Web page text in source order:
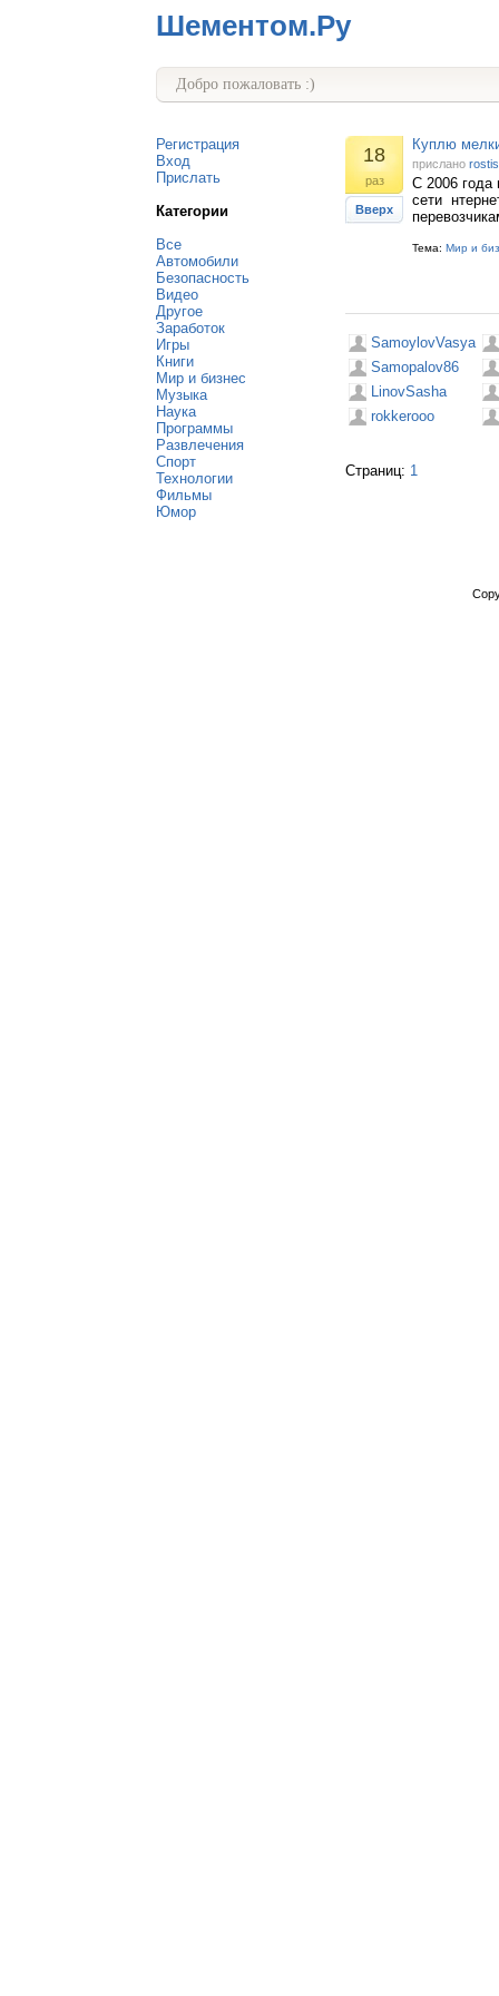
Шементом.Ру
Добро пожаловать :)
Регистрация
Вход
Прислать
Категории
Все
Автомобили
Безопасность
Видео
Другое
Заработок
Игры
Книги
Мир и бизнес
Музыка
Наука
Программы
Развлечения
Спорт
Технологии
Фильмы
Юмор
18
раз
Вверх
Куплю
прислано
С 2006 года
сети
Тема: Мир и
SamoylovVasya
Samopalov86
LinovSasha
rokkerooo
Страниц: 1